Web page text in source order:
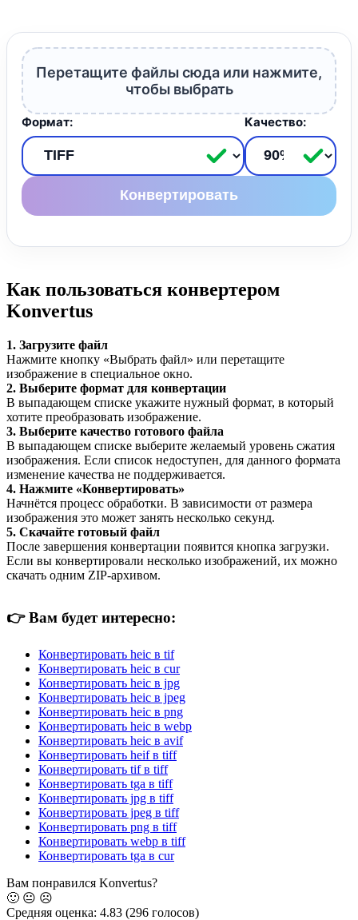
Перетащите файлы сюда или нажмите,
чтобы выбрать
Формат: Качество:
Конвертировать
Как пользоваться конвертером
Konvertus
1. Загрузите файл
Нажмите кнопку «Выбрать файл» или перетащите
изображение в специальное окно.
2. Выберите формат для конвертации
В выпадающем списке укажите нужный формат, в который
хотите преобразовать изображение.
3. Выберите качество готового файла
В выпадающем списке выберите желаемый уровень сжатия
изображения. Если список недоступен, для данного формата
изменение качества не поддерживается.
4. Нажмите «Конвертировать»
Начнётся процесс обработки. В зависимости от размера
изображения это может занять несколько секунд.
5. Скачайте готовый файл
После завершения конвертации появится кнопка загрузки.
Если вы конвертировали несколько изображений, их можно
скачать одним ZIP-архивом.
👉Вам будет интересно:
Конвертировать heic в tif
Конвертировать heic в cur
Конвертировать heic в jpg
Конвертировать heic в jpeg
Конвертировать heic в png
Конвертировать heic в webp
Конвертировать heic в avif
Конвертировать heif в tiff
Конвертировать tif в tiff
Конвертировать tga в tiff
Конвертировать jpg в tiff
Конвертировать jpeg в tiff
Конвертировать png в tiff
Конвертировать webp в tiff
Конвертировать tga в cur
Вам понравился Konvertus?
🙂 😐 ☹️
Средняя оценка: 4.83 (296 голосов)